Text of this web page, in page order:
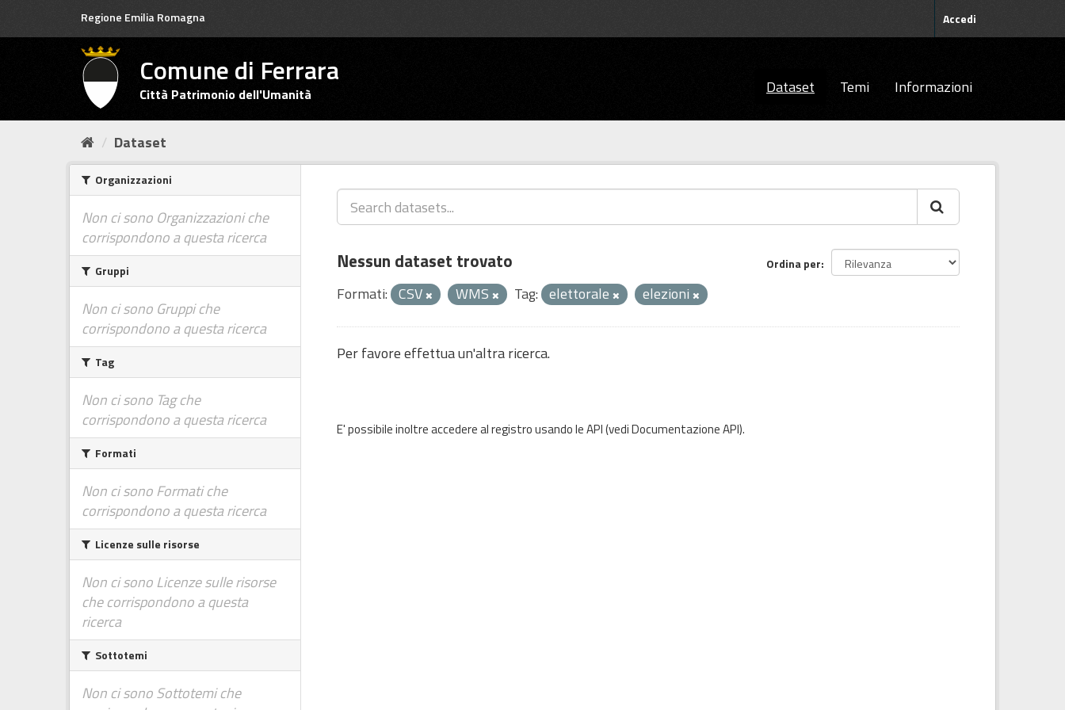
Regione Emilia Romagna Accedi
Comune di Ferrara
Città Patrimonio dell'Umanità Dataset Temi Informazioni
Dataset
Organizzazioni
Non ci sono Organizzazioni che
corrispondono a questa ricerca
Gruppi
Non ci sono Gruppi che
corrispondono a questa ricerca
Tag
Non ci sono Tag che
corrispondono a questa ricerca
Formati
Non ci sono Formati che
corrispondono a questa ricerca
Licenze sulle risorse
Non ci sono Licenze sulle risorse
che corrispondono a questa
ricerca
Sottotemi
Non ci sono Sottotemi che
Ordina per
Nessun dataset trovato
Formati: CSV WMS Tag: elettorale elezioni
Per favore effettua un'altra ricerca.
E' possibile inoltre accedere al registro usando leAPI(vediDocumentazione API).